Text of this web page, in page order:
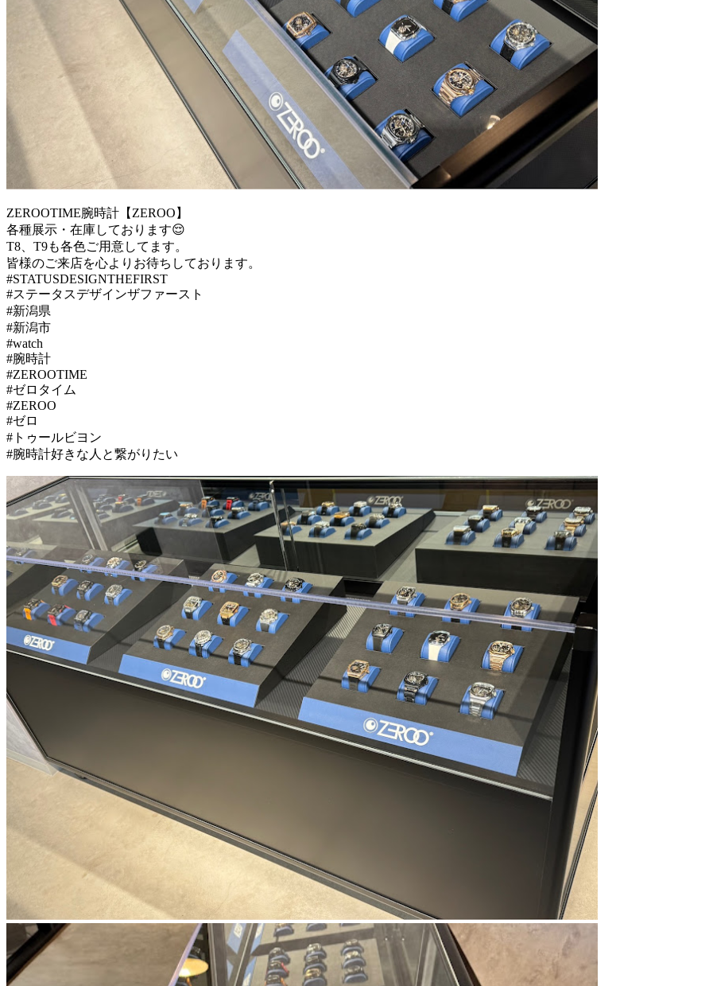
ZEROOTIME腕時計【ZEROO】
各種展示・在庫しております😌
T8、T9も各色ご用意してます。
皆様のご来店を心よりお待ちしております。
#STATUSDESIGNTHEFIRST
#ステータスデザインザファースト
#新潟県
#新潟市
#watch
#腕時計
#ZEROOTIME
#ゼロタイム
#ZEROO
#ゼロ
#トゥールビヨン
#腕時計好きな人と繋がりたい